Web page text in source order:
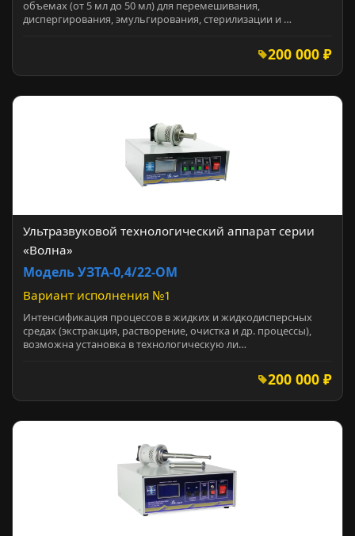
объемах (от 5 мл до 50 мл) для перемешивания,
диспергирования, эмульгирования, стерилизации и …
200 000 ₽
Ультразвуковой технологический аппарат серии
«Волна»
Модель УЗТА-0,4/22-ОМ
Вариант исполнения №1
Интенсификация процессов в жидких и жидкодисперсных
средах (экстракция, растворение, очистка и др. процессы),
возможна установка в технологическую ли…
200 000 ₽